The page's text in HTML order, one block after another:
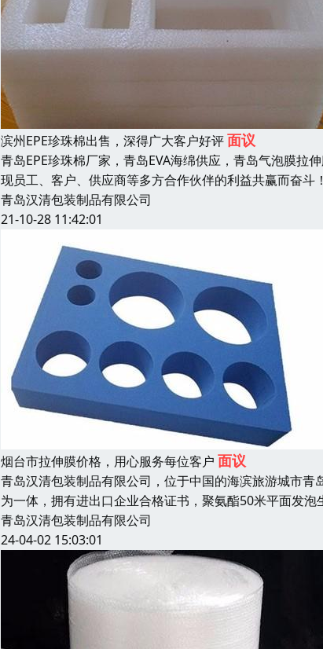
滨州EPE珍珠棉出售，深得广大客户好评面议
青岛EPE珍珠棉厂家，青岛EVA海绵供应，青岛气泡膜拉
现员工、客户、供应商等多方合作伙伴的利益共赢而奋
青岛汉清包装制品有限公司
21-10-28 11:42:01
烟台市拉伸膜价格，用心服务每位客户 面议
青岛汉清包装制品有限公司，位于中国的海滨旅游城市
为一体，拥有进出口企业合格证书，聚氨酯50米平面发
青岛汉清包装制品有限公司
24-04-02 15:03:01